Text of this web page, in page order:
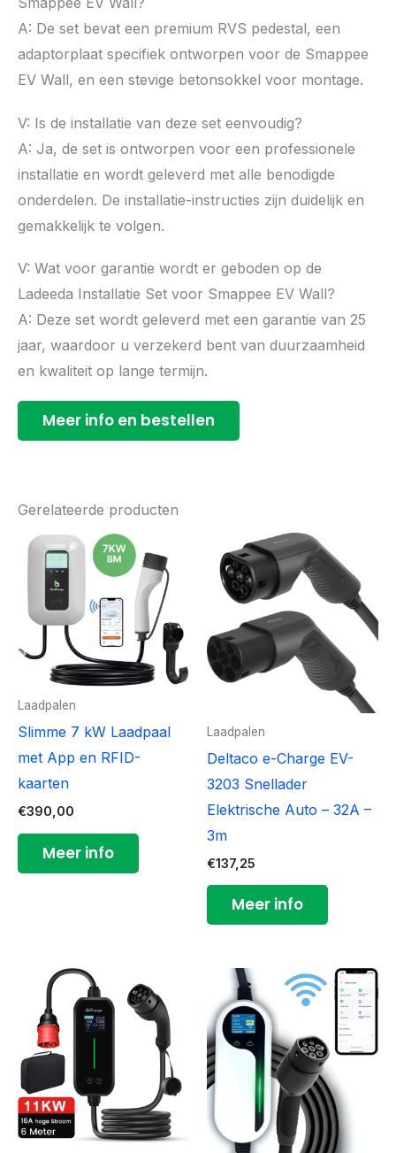
A: De set bevat een premium RVS pedestal, een
adaptorplaat specifiek ontworpen voor de Smappee
EV Wall, en een stevige betonsokkel voor montage.
V: Is de installatie van deze set eenvoudig?
A: Ja, de set is ontworpen voor een professionele
installatie en wordt geleverd met alle benodigde
onderdelen. De installatie-instructies zijn duidelijk en
gemakkelijk te volgen.
V: Wat voor garantie wordt er geboden op de
Ladeeda Installatie Set voor Smappee EV Wall?
A: Deze set wordt geleverd met een garantie van 25
jaar, waardoor u verzekerd bent van duurzaamheid
en kwaliteit op lange termijn.
Meer info en bestellen
Gerelateerde producten
Laadpalen
Slimme 7 kW Laadpaal
met App en RFID-
kaarten
€390,00
Meer info
Laadpalen
Deltaco e-Charge EV-
3203 Snellader
Elektrische Auto – 32A –
3m
€137,25
Meer info